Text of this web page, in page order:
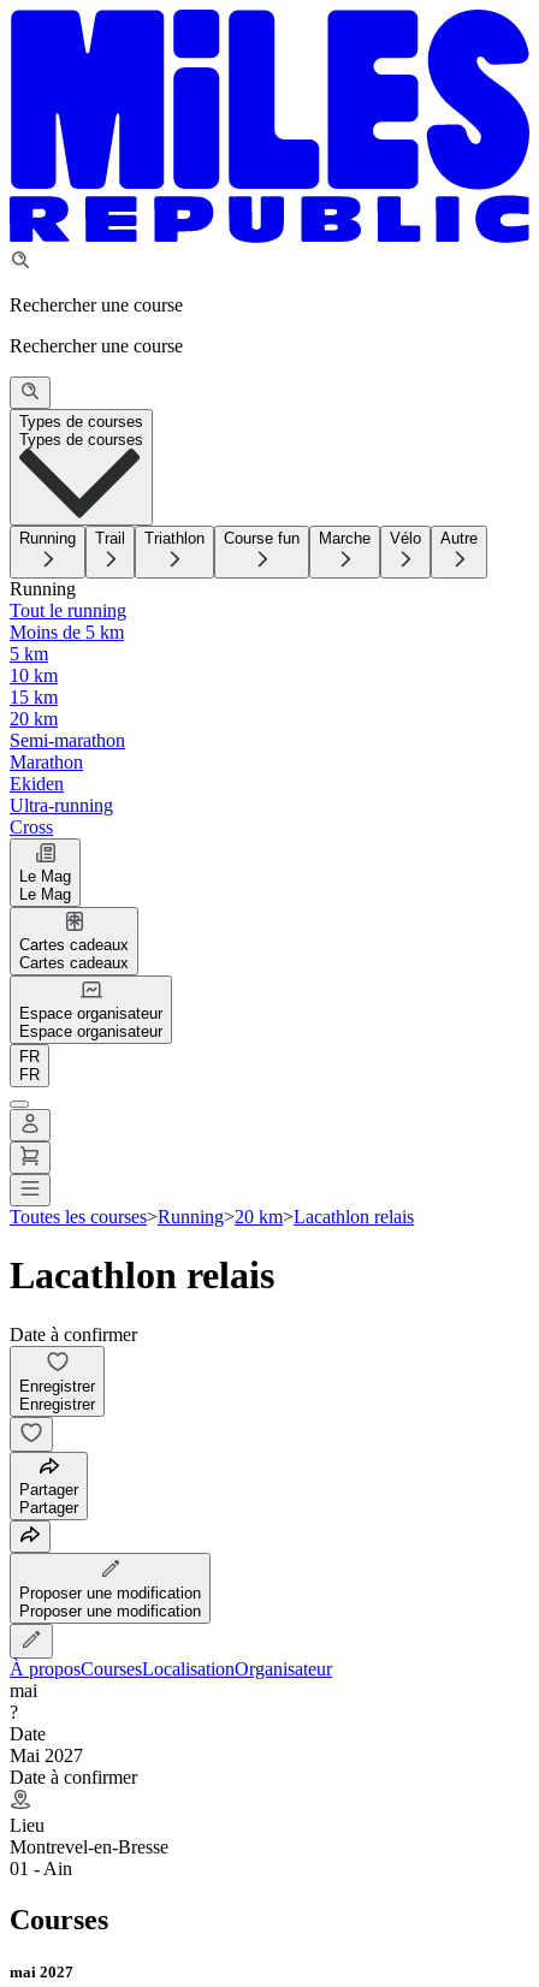
Rechercher une course
Rechercher une course
Types de courses
Types de courses
Running Trail Triathlon Course fun Marche Vélo Autre
Running
Tout le running
Moins de 5 km
5 km
10 km
15 km
20 km
Semi-marathon
Marathon
Ekiden
Ultra-running
Cross
Le Mag
Le Mag
Cartes cadeaux
Cartes cadeaux
Espace organisateur
Espace organisateur
FR
FR
Toutes les courses>Running>20 km>Lacathlon relais
Lacathlon relais
Date à confirmer
Enregistrer
Enregistrer
Partager
Partager
Proposer une modification
Proposer une modification
À proposCoursesLocalisationOrganisateur
mai
?
Date
Mai 2027
Date à confirmer
Lieu
Montrevel-en-Bresse
01 - Ain
Courses
mai 2027